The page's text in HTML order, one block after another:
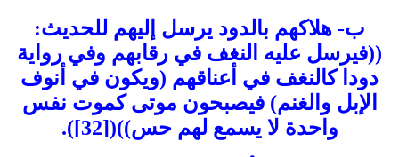
ب- هلاكهم بالدود يرسل إليهم للحديث:
((فيرسل عليه النغف في رقابهم وفي رواية
دودا كالنغف في أعناقهم (ويكون في أنوف
الإبل والغنم) فيصبحون موتى كموت نفس
واحدة لا يسمع لهم حس))([32]).